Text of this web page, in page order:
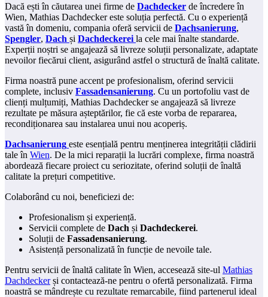
Dacă ești în căutarea unei firme de Dachdecker de încredere în
Wien, Mathias Dachdecker este soluția perfectă. Cu o experiență
vastă în domeniu, compania oferă servicii de Dachsanierung,
Spengler, Dach și Dachdeckerei la cele mai înalte standarde.
Experții noștri se angajează să livreze soluții personalizate, adaptate
nevoilor fiecărui client, asigurând astfel o structură de înaltă calitate.
Firma noastră pune accent pe profesionalism, oferind servicii
complete, inclusiv Fassadensanierung. Cu un portofoliu vast de
clienți mulțumiți, Mathias Dachdecker se angajează să livreze
rezultate pe măsura așteptărilor, fie că este vorba de repararea,
recondiționarea sau instalarea unui nou acoperiș.
Dachsanierung este esențială pentru menținerea integrității clădirii
tale în Wien. De la mici reparații la lucrări complexe, firma noastră
abordează fiecare proiect cu seriozitate, oferind soluții de înaltă
calitate la prețuri competitive.
Colaborând cu noi, beneficiezi de:
Profesionalism și experiență.
Servicii complete de Dach și Dachdeckerei.
Soluții de Fassadensanierung.
Asistență personalizată în funcție de nevoile tale.
Pentru servicii de înaltă calitate în Wien, accesează site-ul Mathias
Dachdeckerși contactează-ne pentru o ofertă personalizată. Firma
noastră se mândrește cu rezultate remarcabile, fiind partenerul ideal